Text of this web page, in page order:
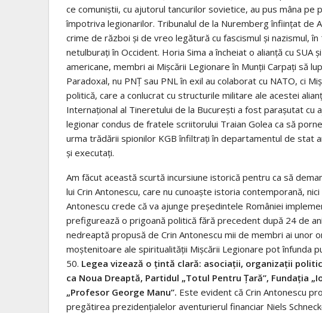
ce comuniştii, cu ajutorul tancurilor sovietice, au pus mâna pe
împotriva legionarilor. Tribunalul de la Nuremberg înfiinţat de
crime de război şi de vreo legătură cu fascismul şi nazismul,
netulburaţi în Occident. Horia Sima a încheiat o alianţă cu SUA
americane, membri ai Mişcării Legionare în Munţii Carpaţi să
Paradoxal, nu PNŢ sau PNL în exil au colaborat cu NATO, ci
politică, care a conlucrat cu structurile militare ale acestei
Internaţional al Tineretului de la Bucureşti a fost paraşutat cu
legionar condus de fratele scriitorului Traian Golea ca să
urma trădării spionilor KGB înfiltraţi în departamentul de stat
şi executaţi.
Am făcut această scurtă incursiune istorică pentru ca să
lui Crin Antonescu, care nu cunoaşte istoria contemporană,
Antonescu crede că va ajunge preşedintele României
prefigurează o prigoană politică fără precedent după 24 de
nedreaptă propusă de Crin Antonescu mii de membri ai unor
moştenitoare ale spiritualităţii Mişcării Legionare pot înfunda
50. Legea vizează o ţintă clară: asociaţii, organizaţii
ca Noua Dreaptă, Partidul „Totul Pentru Ţară”, Fundaţia
„Profesor George Manu”. Este evident că Crin Antonescu
pregătirea prezidenţialelor aventurierul financiar Niels